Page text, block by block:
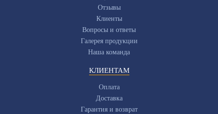
Отзывы
Клиенты
Вопросы и ответы
Галерея продукции
Наша команда
КЛИЕНТАМ
Оплата
Доставка
Гарантия и возврат